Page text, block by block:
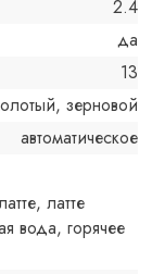
2.4
да
13
зерновой
автоматическое
латте
вода, горячее